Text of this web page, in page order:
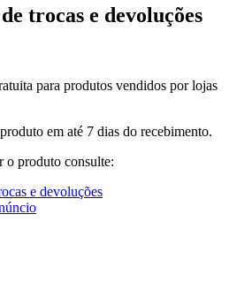
trocas e devoluções
para produtos vendidos por lojas
em até 7 dias do recebimento.
o produto consulte:
e devoluções